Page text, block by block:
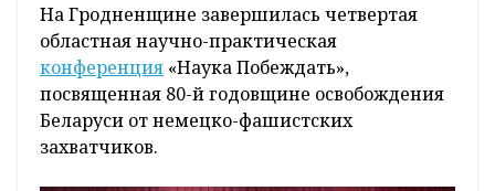
На Гродненщине завершилась четвертая
областная научно-практическая
конференция «Наука Побеждать»,
посвященная 80-й годовщине освобождения
Беларуси от немецко-фашистских
захватчиков.